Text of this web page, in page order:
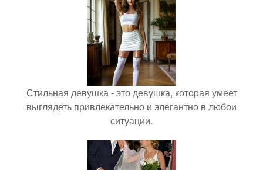
Стильная девушка - это девушка, которая умеет
выглядеть привлекательно и элегантно в любои
ситуации.